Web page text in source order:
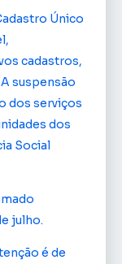
Único
cadastros,
suspensão
dos serviços
dos
Social
julho.
é de